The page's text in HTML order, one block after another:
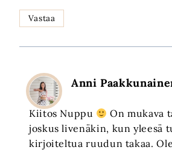
Vastaa
Anni
Kiitos Nuppu
On mukava
joskus livenäkin, kun yleesä
kirjoiteltua ruudun takaa.